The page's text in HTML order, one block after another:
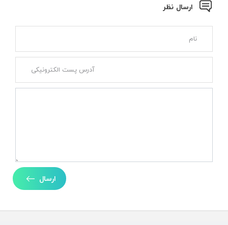
ارسال نظر
ارسال